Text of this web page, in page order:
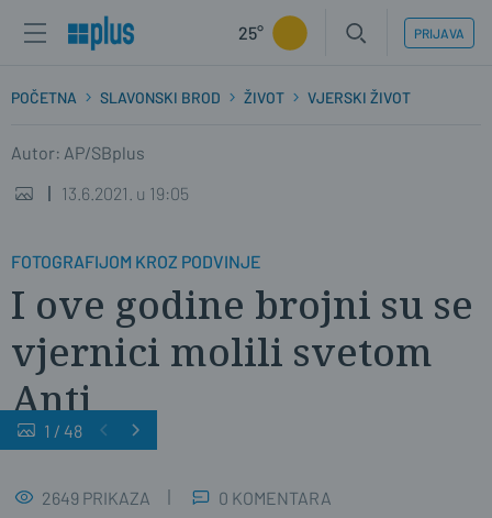
25° PRIJAVA
POČETNA SLAVONSKI BROD ŽIVOT VJERSKI ŽIVOT
Autor: AP/SBplus
13.6.2021. u 19:05
FOTOGRAFIJOM KROZ PODVINJE
I ove godine brojni su se
vjernici molili svetom
Anti
1 / 48
2649 PRIKAZA 0 KOMENTARA